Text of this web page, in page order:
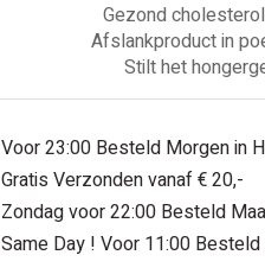
Gezond
Afslankproduct in
Stilt het
Voor 23:00 Besteld Morgen in
Gratis Verzonden vanaf € 20,-
Zondag voor 22:00 Besteld
Same Day ! Voor 11:00